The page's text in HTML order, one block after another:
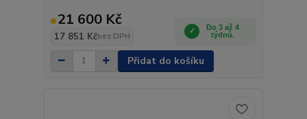
21 600 Kč
17 851 Kčbez DPH
Do 3 až 4
týdnů.
Přidat do košíku